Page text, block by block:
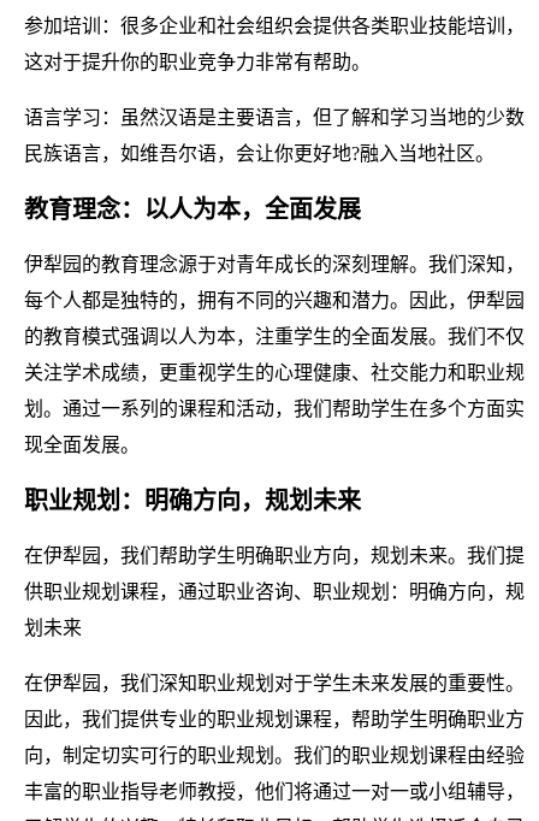
参加培训：很多企业和社会组织会提供各类职业技能培训，
这对于提升你的职业竞争力非常有帮助。
语言学习：虽然汉语是主要语言，但了解和学习当地的少数
民族语言，如维吾尔语，会让你更好地?融入当地社区。
教育理念：以人为本，全面发展
伊犁园的教育理念源于对青年成长的深刻理解。我们深知，
每个人都是独特的，拥有不同的兴趣和潜力。因此，伊犁园
的教育模式强调以人为本，注重学生的全面发展。我们不仅
关注学术成绩，更重视学生的心理健康、社交能力和职业规
划。通过一系列的课程和活动，我们帮助学生在多个方面实
现全面发展。
职业规划：明确方向，规划未来
在伊犁园，我们帮助学生明确职业方向，规划未来。我们提
供职业规划课程，通过职业咨询、职业规划：明确方向，规
划未来
在伊犁园，我们深知职业规划对于学生未来发展的重要性。
因此，我们提供专业的职业规划课程，帮助学生明确职业方
向，制定切实可行的职业规划。我们的职业规划课程由经验
丰富的职业指导老师教授，他们将通过一对一或小组辅导，